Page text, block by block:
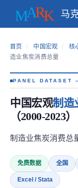
马
首页 / 中国宏观 / 核
造业焦炭消费总量
PANEL DATASET
中国宏观制造
（2000-2023）
制造业焦炭消费总
免费数据 全国
Excel / Stata